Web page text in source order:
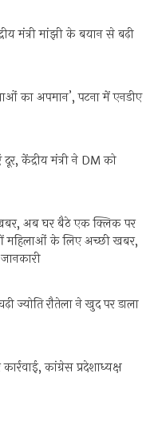
मंत्री मांझी के बयान से बढ़ी
का अपमान’, पटना में एनडीए
केंद्रीय मंत्री ने DM को
अब घर बैठे एक क्लिक पर
महिलाओं के लिए अच्छी खबर,
ज्योति रौतेला ने खुद पर डाला
कांग्रेस प्रदेशाध्यक्ष